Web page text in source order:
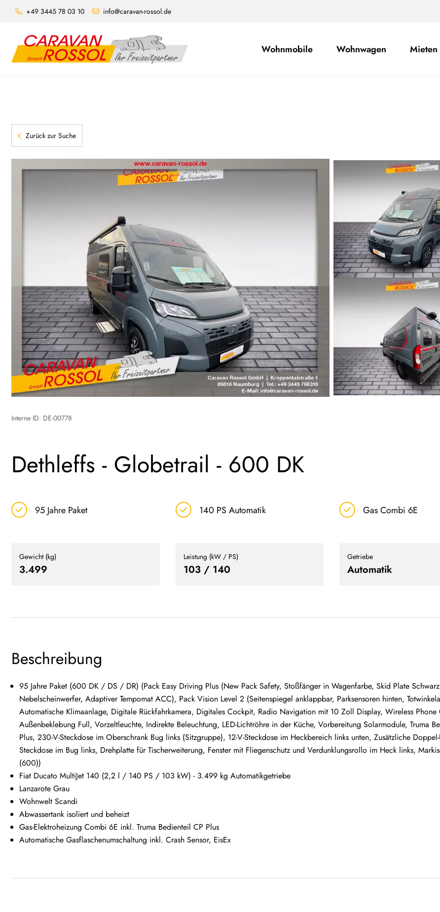
+49 3445 78 03 10 info@caravan-rossol.de
Wohnmobile Wohnwagen Mieten
Zurück zur Suche
Interne ID: DE-00778
Dethleffs - Globetrail - 600 DK
95 Jahre Paket 140 PS Automatik Gas Combi 6E
Gewicht (kg)
3.499
Leistung (kW / PS)
103 / 140
Getriebe
Automatik
Beschreibung
95 Jahre Paket (600 DK / DS / DR) (Pack Easy Driving Plus (New Pack Safety, Stoßfänger in Wagenfarbe, Skid Plate
Nebelscheinwerfer, Adaptiver Tempomat ACC), Pack Vision Level 2 (Seitenspiegel anklappbar, Parksensoren hinten,
Automatische Klimaanlage, Digitale Rückfahrkamera, Digitales Cockpit, Radio Navigation mit 10 Zoll Display, Wireless Phone
Außenbeklebung Full, Vorzeltleuchte, Indirekte Beleuchtung, LED-Lichtröhre in der Küche, Vorbereitung Solarmodule, Truma
Plus, 230-V-Steckdose im Oberschrank Bug links (Sitzgruppe), 12-V-Steckdose im Heckbereich links unten, Zusätzliche Doppel-
Steckdose im Bug links, Drehplatte für Tischerweiterung, Fenster mit Fliegenschutz und Verdunklungsrollo im Heck links,
(600))
Fiat Ducato MultiJet 140 (2,2 l / 140 PS / 103 kW) - 3.499 kg Automatikgetriebe
Lanzarote Grau
Wohnwelt Scandi
Abwassertank isoliert und beheizt
Gas-Elektroheizung Combi 6E inkl. Truma Bedienteil CP Plus
Automatische Gasflaschenumschaltung inkl. Crash Sensor, EisEx